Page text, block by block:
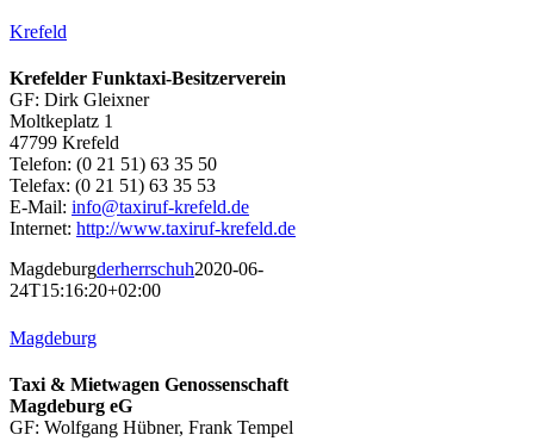
Krefeld
Krefelder Funktaxi-Besitzerverein
GF: Dirk Gleixner
Moltkeplatz 1
47799 Krefeld
Telefon: (0 21 51) 63 35 50
Telefax: (0 21 51) 63 35 53
E-Mail: info@taxiruf-krefeld.de
Internet: http://www.taxiruf-krefeld.de
Magdeburgderherrschuh2020-06-
24T15:16:20+02:00
Magdeburg
Taxi & Mietwagen Genossenschaft
Magdeburg eG
GF: Wolfgang Hübner, Frank Tempel